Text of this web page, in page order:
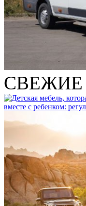
вместе с ребенком: